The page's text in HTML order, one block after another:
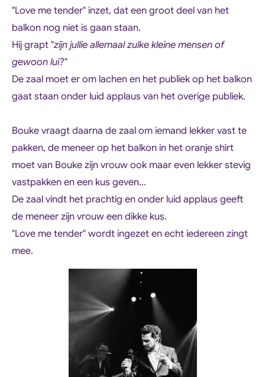
"Love me tender" inzet, dat een groot deel van het
balkon nog niet is gaan staan.
Hij grapt "zijn jullie allemaal zulke kleine mensen of
gewoon lui?"
De zaal moet er om lachen en het publiek op het balkon
gaat staan onder luid applaus van het overige publiek.
Bouke vraagt daarna de zaal om iemand lekker vast te
pakken, de meneer op het balkon in het oranje shirt
moet van Bouke zijn vrouw ook maar even lekker stevig
vastpakken en een kus geven...
De zaal vindt het prachtig en onder luid applaus geeft
de meneer zijn vrouw een dikke kus.
"Love me tender" wordt ingezet en echt iedereen zingt
mee.